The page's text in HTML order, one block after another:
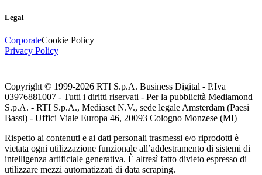
Legal
CorporateCookie Policy
Privacy Policy
Copyright © 1999-2026 RTI S.p.A. Business Digital - P.Iva
03976881007 - Tutti i diritti riservati - Per la pubblicità Mediamond
S.p.A. - RTI S.p.A., Mediaset N.V., sede legale Amsterdam (Paesi
Bassi) - Uffici Viale Europa 46, 20093 Cologno Monzese (MI)
Rispetto ai contenuti e ai dati personali trasmessi e/o riprodotti è
vietata ogni utilizzazione funzionale all’addestramento di sistemi di
intelligenza artificiale generativa. È altresì fatto divieto espresso di
utilizzare mezzi automatizzati di data scraping.